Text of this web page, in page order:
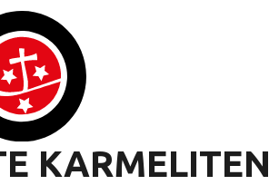
KARMELITEN